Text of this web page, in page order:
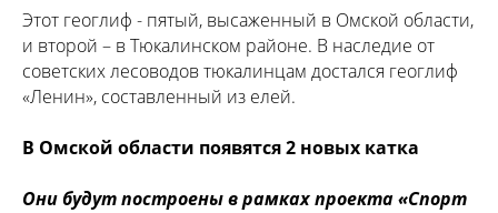
Этот геоглиф - пятый, высаженный в Омской области,
и второй – в Тюкалинском районе. В наследие от
советских лесоводов тюкалинцам достался геоглиф
«Ленин», составленный из елей.
В Омской области появятся 2 новых катка
Они будут построены в рамках проекта «Спорт